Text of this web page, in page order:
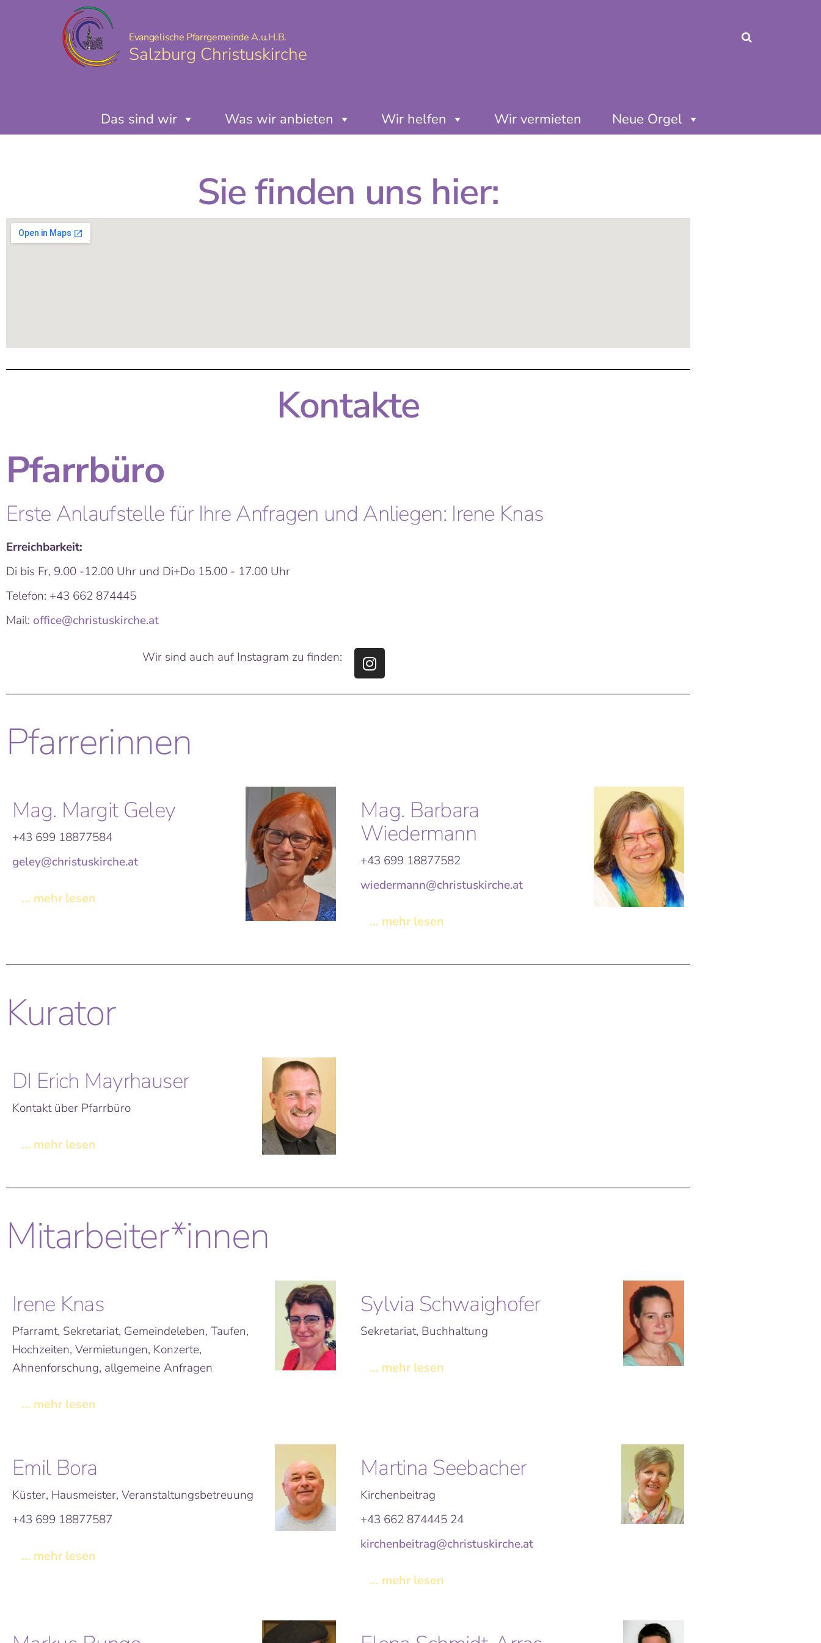
Evangelische Pfarrgemeinde A.u.H.B.
Salzburg Christuskirche
Das sind wir Was wir anbieten Wir helfen Wir vermieten Neue Orgel
Sie finden uns hier:
Kontakte
Pfarrbüro
Erste Anlaufstelle für Ihre Anfragen und Anliegen: Irene Knas
Erreichbarkeit:
Di bis Fr, 9.00 -12.00 Uhr und Di+Do 15.00 - 17.00 Uhr
Telefon: +43 662 874445
Mail: office@christuskirche.at
Wir sind auch auf Instagram zu finden:
Pfarrerinnen
Mag. Margit Geley
+43 699 18877584
geley@christuskirche.at
... mehr lesen
Mag. Barbara
Wiedermann
+43 699 18877582
wiedermann@christuskirche.at
... mehr lesen
Kurator
DI Erich Mayrhauser
Kontakt über Pfarrbüro
... mehr lesen
Mitarbeiter*innen
Irene Knas
Pfarramt, Sekretariat, Gemeindeleben, Taufen,
Hochzeiten, Vermietungen, Konzerte,
Ahnenforschung, allgemeine Anfragen
... mehr lesen
Sylvia Schwaighofer
Sekretariat, Buchhaltung
... mehr lesen
Emil Bora
Küster, Hausmeister, Veranstaltungsbetreuung
+43 699 18877587
... mehr lesen
Martina Seebacher
Kirchenbeitrag
+43 662 874445 24
kirchenbeitrag@christuskirche.at
... mehr lesen